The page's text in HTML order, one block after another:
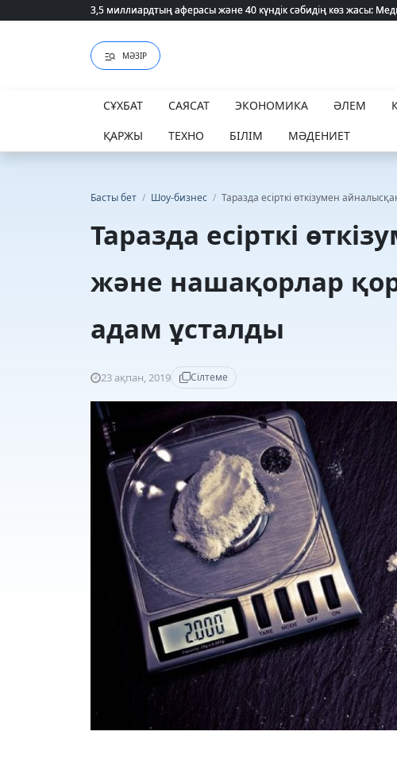
3,5 миллиардтың аферасы және 40 күндік сәбидің көз жасы:
3,5 миллиардтың аферасы және 40 күндік сәбидің көз жасы:
МӘЗІР
СҰХБАТ САЯСАТ ЭКОНОМИКА ӘЛЕМ
ҚАРЖЫ
ТЕХНО БІЛІМ МӘДЕНИЕТ
Басты бет / Шоу-бизнес / Таразда есірткі өткізумен
Таразда есірткі
және нашақорлар
адам ұсталды
23 ақпан, 2019 Сілтеме